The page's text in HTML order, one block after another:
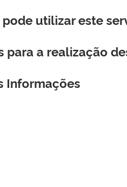
utilizar este
para a realização
Informações